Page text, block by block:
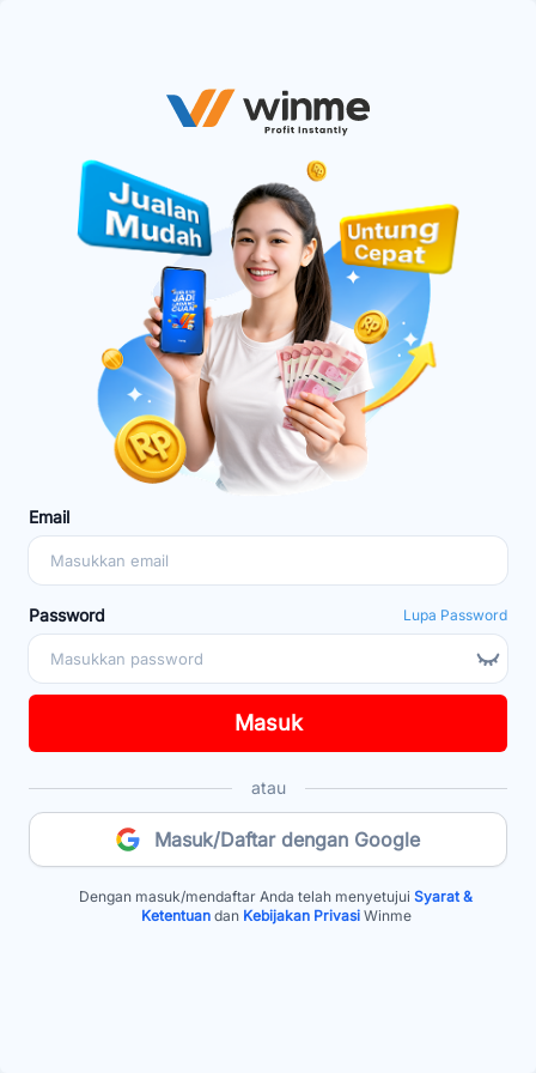
Email
Password Lupa Password
Masuk
atau
Masuk/Daftar dengan Google
Dengan masuk/mendaftar Anda telah menyetujuiSyarat &
Ketentuandan Kebijakan PrivasiWinme